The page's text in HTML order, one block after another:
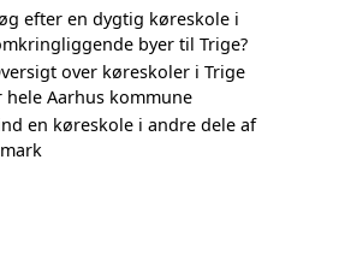
efter en dygtig køreskole i
byer til Trige?
over køreskoler i Trige
hele Aarhus kommune
en køreskole i andre dele af